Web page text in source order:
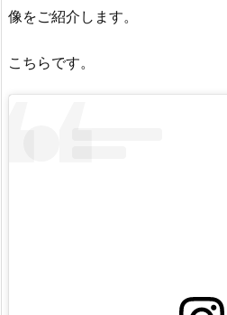
像をご紹介します。
こちらです。